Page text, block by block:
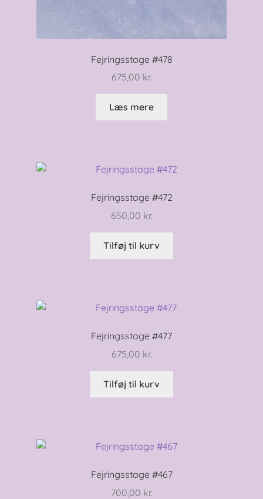
Fejringsstage #478
675,00 kr.
Læs mere
Fejringsstage #472
650,00 kr.
Tilføj til kurv
Fejringsstage #477
675,00 kr.
Tilføj til kurv
Fejringsstage #467
700,00 kr.